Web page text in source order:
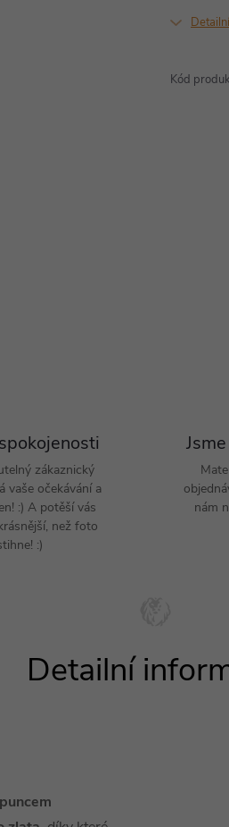
Kód
zákaznický
vaše očekávání a
:) A potěší vás
než foto
:)
nám